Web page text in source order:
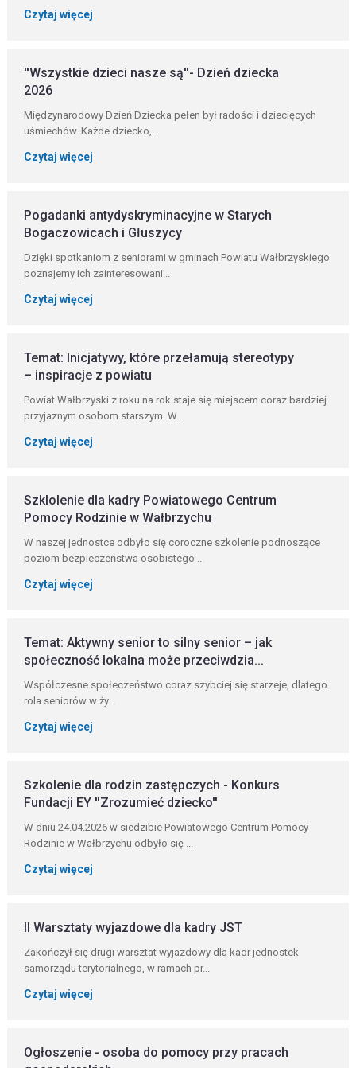
Czytaj więcej
''Wszystkie dzieci nasze są''- Dzień dziecka
2026
Międzynarodowy Dzień Dziecka pełen był radości i dziecięcych
uśmiechów. Każde dziecko,...
Czytaj więcej
Pogadanki antydyskryminacyjne w Starych
Bogaczowicach i Głuszycy
Dzięki spotkaniom z seniorami w gminach Powiatu Wałbrzyskiego
poznajemy ich zainteresowani...
Czytaj więcej
Temat: Inicjatywy, które przełamują stereotypy
– inspiracje z powiatu
Powiat Wałbrzyski z roku na rok staje się miejscem coraz bardziej
przyjaznym osobom starszym. W...
Czytaj więcej
Szklolenie dla kadry Powiatowego Centrum
Pomocy Rodzinie w Wałbrzychu
W naszej jednostce odbyło się coroczne szkolenie podnoszące
poziom bezpieczeństwa osobistego ...
Czytaj więcej
Temat: Aktywny senior to silny senior – jak
społeczność lokalna może przeciwdzia...
Współczesne społeczeństwo coraz szybciej się starzeje, dlatego
rola seniorów w ży...
Czytaj więcej
Szkolenie dla rodzin zastępczych - Konkurs
Fundacji EY ''Zrozumieć dziecko''
W dniu 24.04.2026 w siedzibie Powiatowego Centrum Pomocy
Rodzinie w Wałbrzychu odbyło się ...
Czytaj więcej
II Warsztaty wyjazdowe dla kadry JST
Zakończył się drugi warsztat wyjazdowy dla kadr jednostek
samorządu terytorialnego, w ramach pr...
Czytaj więcej
Ogłoszenie - osoba do pomocy przy pracach